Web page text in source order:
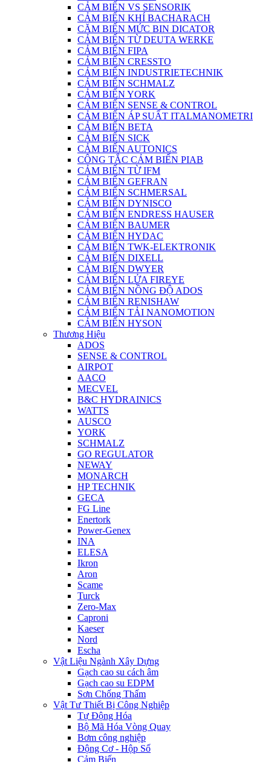
CẢM BIẾN VS SENSORIK
CẢM BIẾN KHÍ BACHARACH
CĂM BIẾN MỨC BIN DICATOR
CẢM BIẾN TỪ DEUTA WERKE
CẢM BIẾN FIPA
CẢM BIẾN CRESSTO
CẢM BIẾN INDUSTRIETECHNIK
CẢM BIẾN SCHMALZ
CẢM BIẾN YORK
CẢM BIẾN SENSE & CONTROL
CẢM BIẾN ÁP SUẤT ITALMANOMETRI
CẢM BIẾN BETA
CẢM BIẾN SICK
CẢM BIẾN AUTONICS
CÔNG TẮC CẢM BIẾN PIAB
CẢM BIẾN TỪ IFM
CẢM BIẾN GEFRAN
CẢM BIẾN SCHMERSAL
CẢM BIẾN DYNISCO
CẢM BIẾN ENDRESS HAUSER
CẢM BIẾN BAUMER
CẢM BIẾN HYDAC
CẢM BIẾN TWK-ELEKTRONIK
CẢM BIẾN DIXELL
CẢM BIẾN DWYER
CẢM BIẾN LỬA FIREYE
CẢM BIẾN NỒNG ĐỘ ADOS
CẢM BIẾN RENISHAW
CẢM BIẾN TẢI NANOMOTION
CẢM BIẾN HYSON
Thương Hiệu
ADOS
SENSE & CONTROL
AIRPOT
AACO
MECVEL
B&C HYDRAINICS
WATTS
AUSCO
YORK
SCHMALZ
GO REGULATOR
NEWAY
MONARCH
HP TECHNIK
GECA
FG Line
Enertork
Power-Genex
INA
ELESA
Ikron
Aron
Scame
Turck
Zero-Max
Caproni
Kaeser
Nord
Escha
Vật Liệu Ngành Xây Dựng
Gạch cao su cách âm
Gạch cao su EDPM
Sơn Chống Thấm
Vật Tư Thiết Bị Công Nghiệp
Tự Động Hóa
Bộ Mã Hóa Vòng Quay
Bơm công nghiệp
Động Cơ - Hộp Số
Cảm Biến